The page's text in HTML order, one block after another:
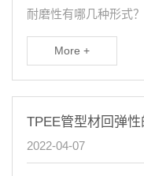
耐磨性有哪几种形式
More +
TPEE管型材回弹性
2022-04-07